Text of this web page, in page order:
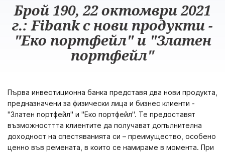
Брой 190, 22 октомври 2021
г.: Fibank с нови продукти -
"Еко портфейл" и "Златен
портфейл"
Първа инвестиционна банка представя два нови продукта,
предназначени за физически лица и бизнес клиенти -
"Златен портфейл" и "Еко портфейл". Те предоставят
възможносттта клиентите да получават допълнителна
доходност на спестяванията си – преимущество, особено
ценно във ремената, в които се намираме в момента. При